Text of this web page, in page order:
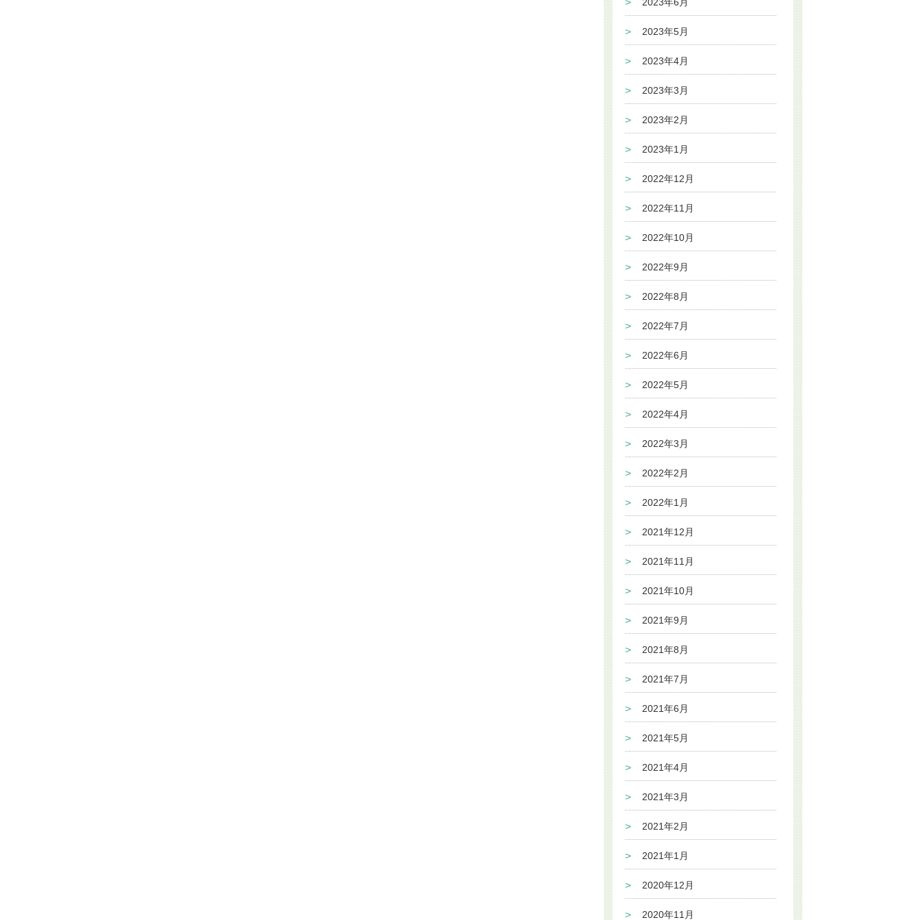
2023年5月
2023年4月
2023年3月
2023年2月
2023年1月
2022年12月
2022年11月
2022年10月
2022年9月
2022年8月
2022年7月
2022年6月
2022年5月
2022年4月
2022年3月
2022年2月
2022年1月
2021年12月
2021年11月
2021年10月
2021年9月
2021年8月
2021年7月
2021年6月
2021年5月
2021年4月
2021年3月
2021年2月
2021年1月
2020年12月
2020年11月